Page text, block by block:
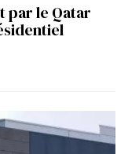
par le Qatar